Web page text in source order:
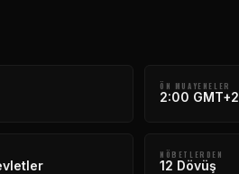
ÖN MUAYENELER
2:00 GMT+2
NÖBETLERDEN
12 Dövüş